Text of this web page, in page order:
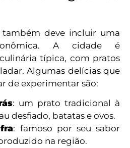
também deve incluir uma
A cidade é
típica, com pratos
Algumas delícias que
de experimentar são:
: um prato tradicional à
desfiado, batatas e ovos.
: famoso por seu sabor
na região.